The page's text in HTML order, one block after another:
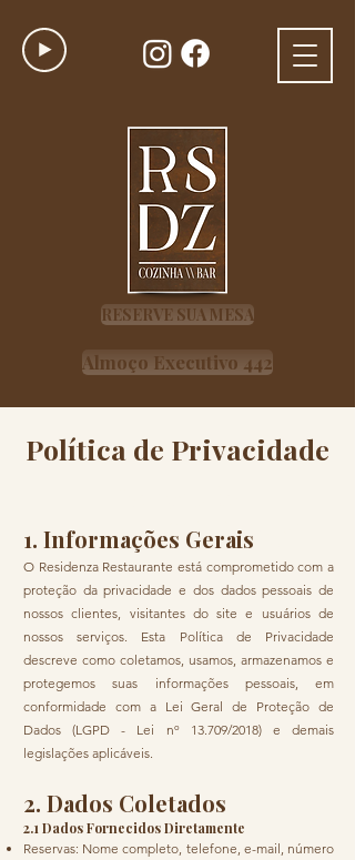
RESERVE SUA MESA
Almoço Executivo 442
Política de Privacidade
responsabilidade legal
1. Informações Gerais
O Residenza Restaurante está comprometido com a
proteção da privacidade e dos dados pessoais de
nossos clientes, visitantes do site e usuários de
nossos serviços. Esta Política de Privacidade
descreve como coletamos, usamos, armazenamos e
protegemos suas informações pessoais, em
conformidade com a Lei Geral de Proteção de
Dados (LGPD - Lei nº 13.709/2018) e demais
legislações aplicáveis.
2. Dados Coletados
2.1 Dados Fornecidos Diretamente
Reservas: Nome completo, telefone, e-mail, número